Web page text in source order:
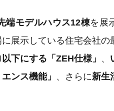
端モデルハウス12棟を展
展示している住宅会社の
下にする「ZEH仕様」 、
ンス機能」 、さらに新生